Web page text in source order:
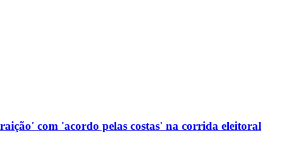
com 'acordo pelas costas' na corrida eleitoral